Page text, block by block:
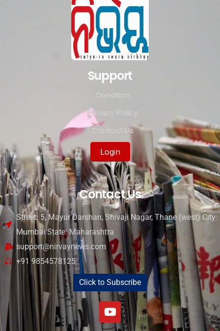
Support
Privacy Policy
Contact Us
Login
Contact Us
Street: 5, Mayur Darshan, Shivaji Nagar, Thane (west) City:
Mumbai State: Maharashtra
support@nirvaynews.com
+91 9854578125
Click to Subscribe